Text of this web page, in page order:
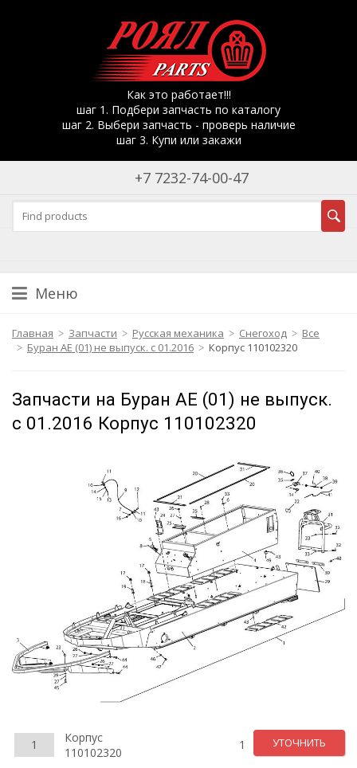
Как это работает!!!
шаг 1. Подбери запчасть по каталогу
шаг 2. Выбери запчасть - проверь наличие
шаг 3. Купи или закажи
+7 7232-74-00-47
Меню
Главная Запчасти Русская механика Снегоход
Все
Буран АЕ (01) не выпуск. с 01.2016
Корпус 110102320
Запчасти на Буран АЕ (01) не выпуск.
с 01.2016 Корпус 110102320
1
Корпус
110102320
1 УТОЧНИТЬ